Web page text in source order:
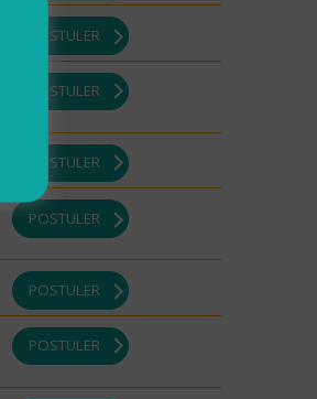
POSTULER
POSTULER
POSTULER
POSTULER
POSTULER
POSTULER